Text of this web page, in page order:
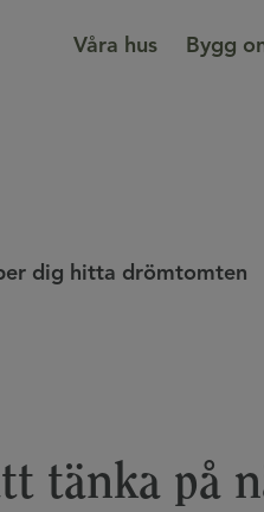
Våra hus Bygg
dig hitta drömtomten
tänka på